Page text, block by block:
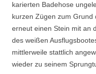
karierten Badehose
kurzen Zügen zum
erneut einen Stein mit an
des weißen
mittlerweile stattlich
wieder zu seinem